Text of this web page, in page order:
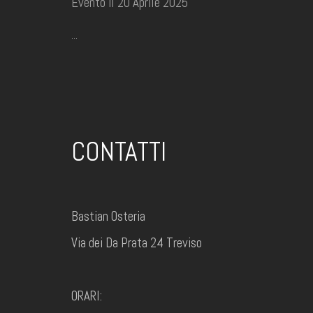
...
CONTATTI
Bastian Osteria
Via dei Da Prata 24 Treviso
ORARI: